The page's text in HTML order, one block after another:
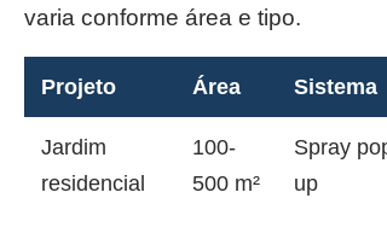
varia conforme área e tipo.
Projeto Área Sistema
Jardim
residencial
100-
500 m²
Spray pop-
up